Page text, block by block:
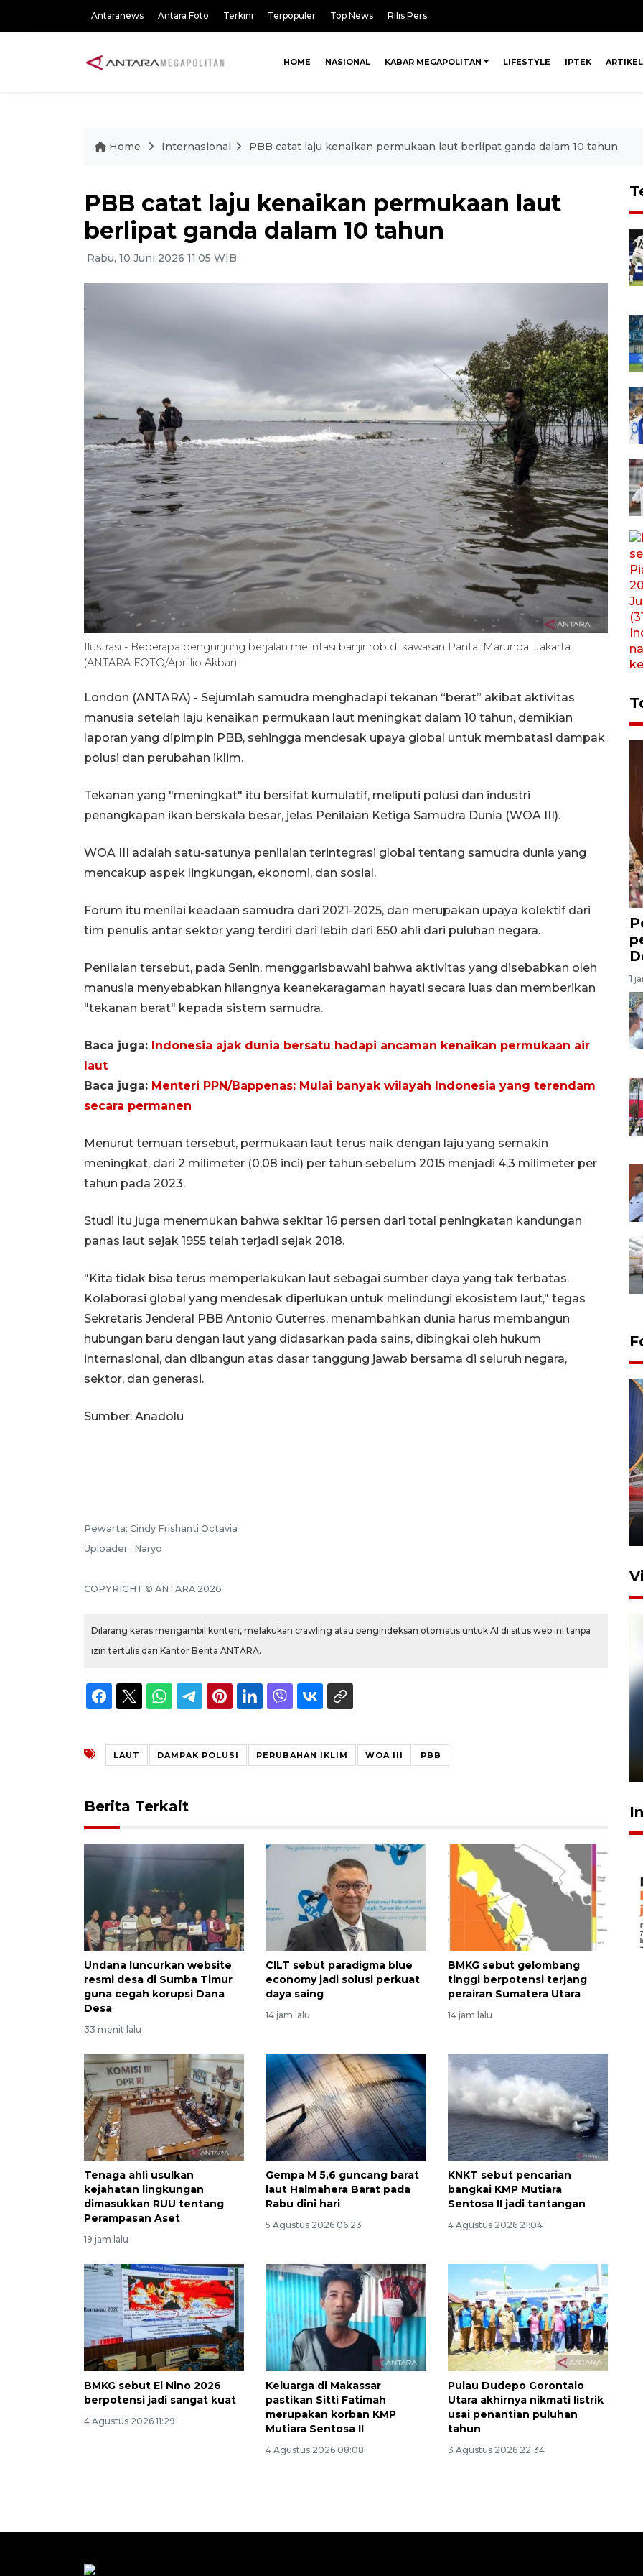
Antaranews Antara Foto Terkini Terpopuler Top News Rilis Pers
HOME NASIONAL KABAR MEGAPOLITAN LIFESTYLE IPTEK ARTIKEL
Home Internasional PBB catat laju kenaikan permukaan laut berlipat ganda dalam 10 tahun
PBB catat laju kenaikan permukaan laut
berlipat ganda dalam 10 tahun
Rabu, 10 Juni 2026 11:05 WIB
Ilustrasi - Beberapa pengunjung berjalan melintasi banjir rob di kawasan Pantai Marunda, Jakarta.
(ANTARA FOTO/Aprillio Akbar)
London (ANTARA) - Sejumlah samudra menghadapi tekanan “berat” akibat aktivitas
manusia setelah laju kenaikan permukaan laut meningkat dalam 10 tahun, demikian
laporan yang dipimpin PBB, sehingga mendesak upaya global untuk membatasi dampak
polusi dan perubahan iklim.
Tekanan yang "meningkat" itu bersifat kumulatif, meliputi polusi dan industri
penangkapan ikan berskala besar, jelas Penilaian Ketiga Samudra Dunia (WOA III).
WOA III adalah satu-satunya penilaian terintegrasi global tentang samudra dunia yang
mencakup aspek lingkungan, ekonomi, dan sosial.
Forum itu menilai keadaan samudra dari 2021-2025, dan merupakan upaya kolektif dari
tim penulis antar sektor yang terdiri dari lebih dari 650 ahli dari puluhan negara.
Penilaian tersebut, pada Senin, menggarisbawahi bahwa aktivitas yang disebabkan oleh
manusia menyebabkan hilangnya keanekaragaman hayati secara luas dan memberikan
"tekanan berat" kepada sistem samudra.
Baca juga: Indonesia ajak dunia bersatu hadapi ancaman kenaikan permukaan air
laut
Baca juga: Menteri PPN/Bappenas: Mulai banyak wilayah Indonesia yang terendam
secara permanen
Menurut temuan tersebut, permukaan laut terus naik dengan laju yang semakin
meningkat, dari 2 milimeter (0,08 inci) per tahun sebelum 2015 menjadi 4,3 milimeter per
tahun pada 2023.
Studi itu juga menemukan bahwa sekitar 16 persen dari total peningkatan kandungan
panas laut sejak 1955 telah terjadi sejak 2018.
"Kita tidak bisa terus memperlakukan laut sebagai sumber daya yang tak terbatas.
Kolaborasi global yang mendesak diperlukan untuk melindungi ekosistem laut," tegas
Sekretaris Jenderal PBB Antonio Guterres, menambahkan dunia harus membangun
hubungan baru dengan laut yang didasarkan pada sains, dibingkai oleh hukum
internasional, dan dibangun atas dasar tanggung jawab bersama di seluruh negara,
sektor, dan generasi.
Sumber: Anadolu
Pewarta: Cindy Frishanti Octavia
Uploader : Naryo
COPYRIGHT © ANTARA 2026
Dilarang keras mengambil konten, melakukan crawling atau pengindeksan otomatis untuk AI di situs web ini tanpa
izin tertulis dari Kantor Berita ANTARA.
LAUT DAMPAK POLUSI PERUBAHAN IKLIM WOA III PBB
Berita Terkait
Undana luncurkan website
resmi desa di Sumba Timur
guna cegah korupsi Dana
Desa
33 menit lalu
CILT sebut paradigma blue
economy jadi solusi perkuat
daya saing
14 jam lalu
BMKG sebut gelombang
tinggi berpotensi terjang
perairan Sumatera Utara
14 jam lalu
Tenaga ahli usulkan
kejahatan lingkungan
dimasukkan RUU tentang
Perampasan Aset
19 jam lalu
Gempa M 5,6 guncang barat
laut Halmahera Barat pada
Rabu dini hari
5 Agustus 2026 06:23
KNKT sebut pencarian
bangkai KMP Mutiara
Sentosa II jadi tantangan
4 Agustus 2026 21:04
BMKG sebut El Nino 2026
berpotensi jadi sangat kuat
4 Agustus 2026 11:29
Keluarga di Makassar
pastikan Sitti Fatimah
merupakan korban KMP
Mutiara Sentosa II
4 Agustus 2026 08:08
Pulau Dudepo Gorontalo
Utara akhirnya nikmati listrik
usai penantian puluhan
tahun
3 Agustus 2026 22:34
1
sampai 8 tahan?
segar bagi ekonomi
2026-08-05 09:00:00